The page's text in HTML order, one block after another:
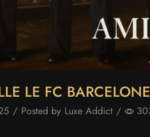
LE FC
/ Posted by Luxe Addict /